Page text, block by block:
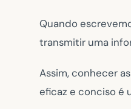
Quando
transmitir uma
Assim, conhecer
eficaz e conciso é